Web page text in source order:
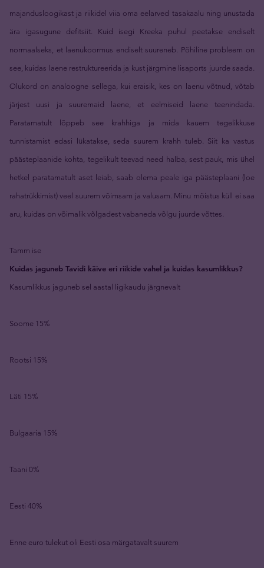
majandusloogikast ja riikidel viia oma eelarved tasakaalu ning unustada
ära igasugune defitsiit. Kuid isegi Kreeka puhul peetakse endiselt
normaalseks, et laenukoormus endiselt suureneb. Põhiline probleem on
see, kuidas laene restruktureerida ja kust järgmine lisaports juurde saada.
Olukord on analoogne sellega, kui eraisik, kes on laenu võtnud, võtab
järjest uusi ja suuremaid laene, et eelmiseid laene teenindada.
Paratamatult lõppeb see krahhiga ja mida kauem tegelikkuse
tunnistamist edasi lükatakse, seda suurem krahh tuleb. Siit ka vastus
päästeplaanide kohta, tegelikult teevad need halba, sest pauk, mis ühel
hetkel paratamatult aset leiab, saab olema peale iga päästeplaani (loe
rahatrükkimist) veel suurem võimsam ja valusam. Minu mõistus küll ei saa
aru, kuidas on võimalik võlgadest vabaneda võlgu juurde võttes.
Tamm ise
Kuidas jaguneb Tavidi käive eri riikide vahel ja kuidas kasumlikkus?
Kasumlikkus jaguneb sel aastal ligikaudu järgnevalt
Soome 15%
Rootsi 15%
Läti 15%
Bulgaaria 15%
Taani 0%
Eesti 40%
Enne euro tulekut oli Eesti osa märgatavalt suurem